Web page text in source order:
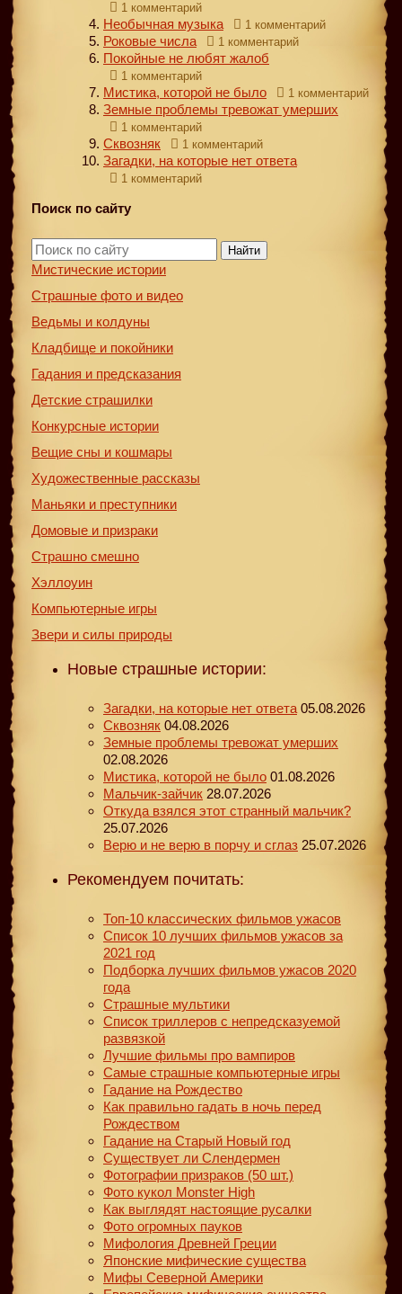
1 комментарий
Необычная музыка 1 комментарий
Роковые числа 1 комментарий
Покойные не любят жалоб
1 комментарий
Мистика, которой не было 1 комментарий
Земные проблемы тревожат умерших
1 комментарий
Сквозняк 1 комментарий
Загадки, на которые нет ответа
1 комментарий
Поиск по сайту
Найти
Мистические истории
Страшные фото и видео
Ведьмы и колдуны
Кладбище и покойники
Гадания и предсказания
Детские страшилки
Конкурсные истории
Вещие сны и кошмары
Художественные рассказы
Маньяки и преступники
Домовые и призраки
Страшно смешно
Хэллоуин
Компьютерные игры
Звери и силы природы
Новые страшные истории:
Загадки, на которые нет ответа 05.08.2026
Сквозняк 04.08.2026
Земные проблемы тревожат умерших
02.08.2026
Мистика, которой не было 01.08.2026
Мальчик-зайчик 28.07.2026
Откуда взялся этот странный мальчик?
25.07.2026
Верю и не верю в порчу и сглаз 25.07.2026
Рекомендуем почитать:
Топ-10 классических фильмов ужасов
Список 10 лучших фильмов ужасов за
2021 год
Подборка лучших фильмов ужасов 2020
года
Страшные мультики
Список триллеров с непредсказуемой
развязкой
Лучшие фильмы про вампиров
Самые страшные компьютерные игры
Гадание на Рождество
Как правильно гадать в ночь перед
Рождеством
Гадание на Старый Новый год
Существует ли Слендермен
Фотографии призраков (50 шт.)
Фото кукол Monster High
Как выглядят настоящие русалки
Фото огромных пауков
Мифология Древней Греции
Японские мифические существа
Мифы Северной Америки